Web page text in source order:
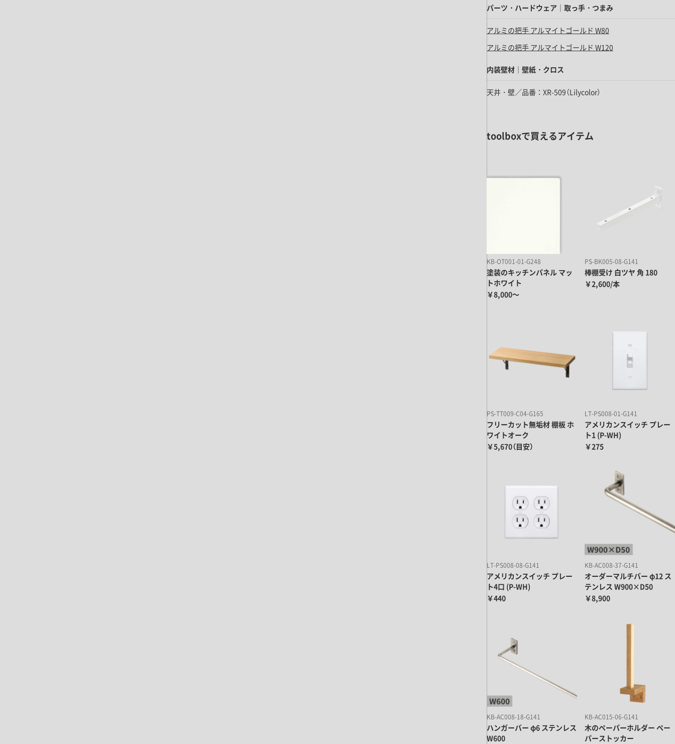
パーツ・ハードウェア｜取っ手・つまみ
アルミの把手 アルマイトゴールド W80
アルミの把手 アルマイトゴールド W120
内装壁材｜壁紙・クロス
天井・壁／品番：XR-509（Lilycolor）
toolboxで買えるアイテム
KB-OT001-01-G248
塗装のキッチンパネル マッ
トホワイト
￥8,000～
PS-BK005-08-G141
棒棚受け 白ツヤ 角 180
￥2,600/本
PS-TT009-C04-G165
フリーカット無垢材 棚板 ホ
ワイトオーク
￥5,670（目安）
LT-PS008-01-G141
アメリカンスイッチ プレー
ト1 (P-WH)
￥275
LT-PS008-08-G141
アメリカンスイッチ プレー
ト4口 (P-WH)
￥440
KB-AC008-37-G141
オーダーマルチバー φ12 ス
テンレス W900×D50
￥8,900
KB-AC008-18-G141
ハンガーバー φ6 ステンレス
W600
KB-AC015-06-G141
木のペーパーホルダー ペー
パーストッカー
手摺
椅子・スツール
建具 すべて
引き戸
室内窓
カーテン・ブラインド すべて
カーテン
直付・ブラケット照明
レール・スポットライト
塗料 すべて
ポスト
フレーム・額縁